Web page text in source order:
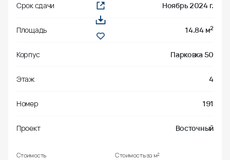
Срок сдачи Ноябрь 2024 г.
Площадь 14.84 м2
Корпус Парковка 50
Этаж 4
Номер 191
Проект Восточный
Стоимость Стоимость за м²